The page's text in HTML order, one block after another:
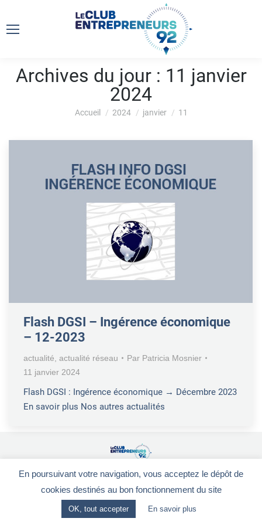
Archives du jour : 11 janvier
2024
Vous êtes ici :
Accueil 2024 janvier 11
Flash DGSI – Ingérence économique
– 12-2023
actualité actualité réseau Par Patricia Mosnier
11 janvier 2024
Flash DGSI : Ingérence économique → Décembre 2023
En savoir plus Nos autres actualités
Le Club Entrepreneurs 92-CGV-Mentions légales
28, rue de la Redoute - 92260 FONTENAY-AUX-ROSES
En poursuivant votre navigation, vous acceptez le dépôt de
cookies destinés au bon fonctionnement du site
OK, tout accepter En savoir plus